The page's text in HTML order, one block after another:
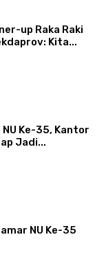
up Raka Raki
Kita...
Ke-35, Kantor
Jadi...
NU Ke-35